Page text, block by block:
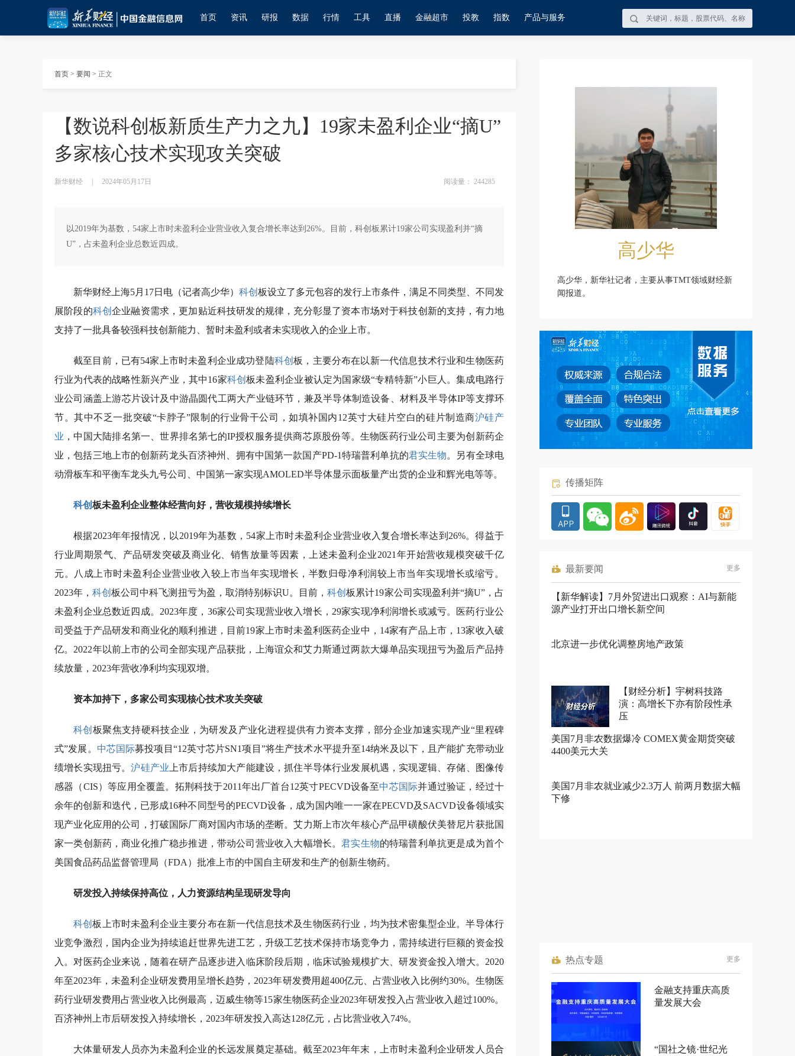
首页 资讯 研报 数据 行情 工具 直播 金融超市 投教 指数 产品与服务
首页 > 要闻 > 正文
【数说科创板新质生产力之九】19家未盈利企业“摘U”
多家核心技术实现攻关突破
新华财经 2024年05月17日 阅读量： 244285
以2019年为基数，54家上市时未盈利企业营业收入复合增长率达到26%。目前，科创板累计19家公司实现盈利并“摘
U”，占未盈利企业总数近四成。
新华财经上海5月17日电（记者高少华） 科创 板设立了多元包容的发行上市条件，满足不同类型、不同发
展阶段的科创企业融资需求，更加贴近科技研发的规律，充分彰显了资本市场对于科技创新的支持，有力地
支持了一批具备较强科技创新能力、暂时未盈利或者未实现收入的企业上市。
截至目前，已有54家上市时未盈利企业成功登陆科创板，主要分布在以新一代信息技术行业和生物医药
行业为代表的战略性新兴产业，其中16家科创板未盈利企业被认定为国家级“专精特新”小巨人。集成电路行
业公司涵盖上游芯片设计及中游晶圆代工两大产业链环节，兼及半导体制造设备、材料及半导体IP等支撑环
节。其中不乏一批突破“卡脖子”限制的行业骨干公司，如填补国内12英寸大硅片空白的硅片制造商沪硅产
业 ，中国大陆排名第一、世界排名第七的IP授权服务提供商芯原股份等。生物医药行业公司主要为创新药企
业，包括三地上市的创新药龙头百济神州、拥有中国第一款国产PD-1特瑞普利单抗的君实生物。另有全球电
动滑板车和平衡车龙头九号公司、中国第一家实现AMOLED半导体显示面板量产出货的企业和辉光电等等。
科创板未盈利企业整体经营向好，营收规模持续增长
根据2023年年报情况，以2019年为基数，54家上市时未盈利企业营业收入复合增长率达到26%。得益于
行业周期景气、产品研发突破及商业化、销售放量等因素，上述未盈利企业2021年开始营收规模突破千亿
元。八成上市时未盈利企业营业收入较上市当年实现增长，半数归母净利润较上市当年实现增长或缩亏。
2023年，科创板公司中科飞测扭亏为盈，取消特别标识U。目前，科创板累计19家公司实现盈利并“摘U”，占
未盈利企业总数近四成。2023年度，36家公司实现营业收入增长，29家实现净利润增长或减亏。医药行业公
司受益于产品研发和商业化的顺利推进，目前19家上市时未盈利医药企业中，14家有产品上市，13家收入破
亿。2022年以前上市的公司全部实现产品获批，上海谊众和艾力斯通过两款大爆单品实现扭亏为盈后产品持
续放量，2023年营收净利均实现双增。
资本加持下，多家公司实现核心技术攻关突破
科创 板聚焦支持硬科技企业，为研发及产业化进程提供有力资本支撑，部分企业加速实现产业“里程碑
式”发展。 中芯国际募投项目“12英寸芯片SN1项目”将生产技术水平提升至14纳米及以下，且产能扩充带动业
绩增长实现扭亏。沪硅产业 上市后持续加大产能建设，抓住半导体行业发展机遇，实现逻辑、存储、图像传
感器（CIS）等应用全覆盖。拓荆科技于2011年出厂首台12英寸PECVD设备至中芯国际并通过验证，经过十
余年的创新和迭代，已形成16种不同型号的PECVD设备，成为国内唯一一家在PECVD及SACVD设备领域实
现产业化应用的公司，打破国际厂商对国内市场的垄断。艾力斯上市次年核心产品甲磺酸伏美替尼片获批国
家一类创新药，商业化推广稳步推进，带动公司营业收入大幅增长。君实生物的特瑞普利单抗更是成为首个
美国食品药品监督管理局（FDA）批准上市的中国自主研发和生产的创新生物药。
研发投入持续保持高位，人力资源结构呈现研发导向
科创板上市时未盈利企业主要分布在新一代信息技术及生物医药行业，均为技术密集型企业。半导体行
业竞争激烈，国内企业为持续追赶世界先进工艺，升级工艺技术保持市场竞争力，需持续进行巨额的资金投
入。对医药企业来说，随着在研产品逐步进入临床阶段后期，临床试验规模扩大、研发资金投入增大。2020
年至2023年，未盈利企业研发费用呈增长趋势，2023年研发费用超400亿元、占营业收入比例约30%。生物医
药行业研发费用占营业收入比例最高，迈威生物等15家生物医药企业2023年研发投入占营业收入超过100%。
百济神州上市后研发投入持续增长，2023年研发投入高达128亿元，占比营业收入74%。
大体量研发人员亦为未盈利企业的长远发展奠定基础。截至2023年年末，上市时未盈利企业研发人员合
高少华
高少华，新华社记者，主要从事TMT领域财经新
闻报道。
传播矩阵
最新要闻 更多
【新华解读】7月外贸进出口观察：AI与新能
源产业打开出口增长新空间
北京进一步优化调整房地产政策
【财经分析】宇树科技路
演：高增长下亦有阶段性承
压
美国7月非农数据爆冷 COMEX黄金期货突破
4400美元大关
美国7月非农就业减少2.3万人 前两月数据大幅
下修
热点专题 更多
金融支持重庆高质
量发展大会
“国社之镜·世纪光